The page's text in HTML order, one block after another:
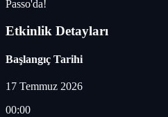
Passo'da!
Etkinlik Detayları
Başlangıç Tarihi
17 Temmuz 2026
00:00